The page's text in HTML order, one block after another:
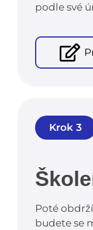
podle své
Krok 3
Poté
budete se